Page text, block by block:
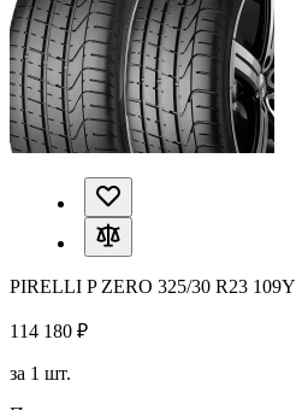
PIRELLI P ZERO 325/30 R23 109Y
114 180 ₽
за 1 шт.